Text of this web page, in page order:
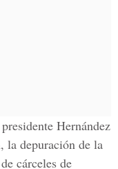
Hernández
la depuración de la
cárceles de